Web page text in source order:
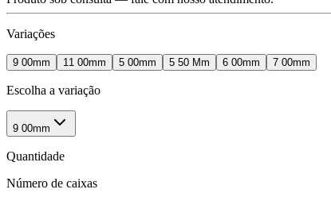
Variações
9 00mm 11 00mm 5 00mm 5 50 Mm 6 00mm 7 00mm
Escolha a variação
9 00mm
Quantidade
Número de caixas